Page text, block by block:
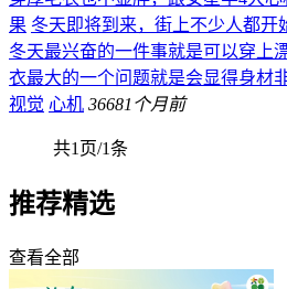
果 冬天即将到来，街上不少人都开
冬天最兴奋的一件事就是可以穿上
衣最大的一个问题就是会显得身材
视觉 心机 36681个月前
共1页/1条
推荐精选
查看全部